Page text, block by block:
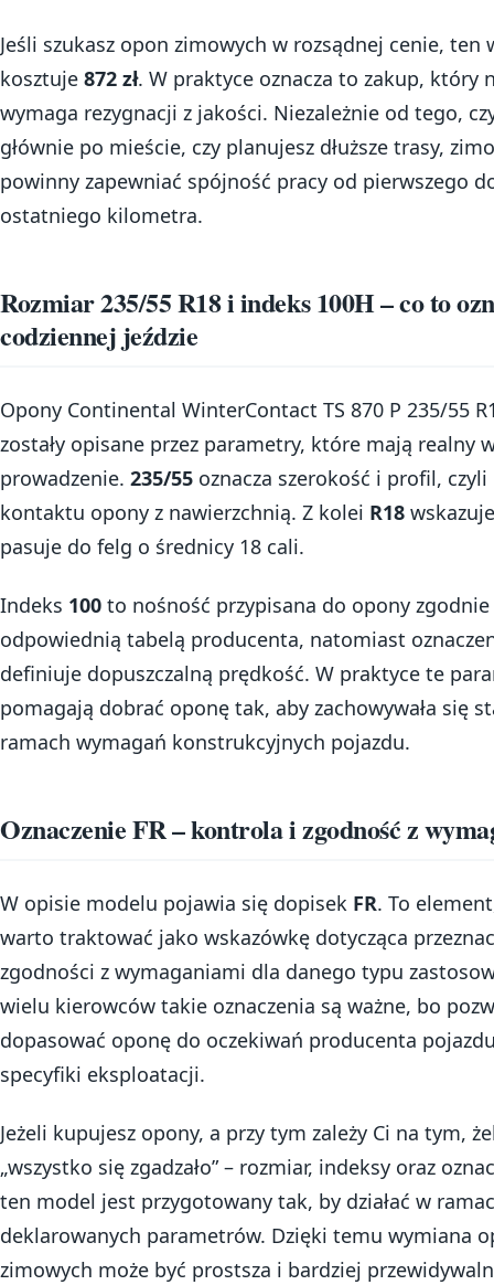
Jeśli szukasz opon zimowych w rozsądnej cenie, ten
kosztuje 872 zł. W praktyce oznacza to zakup, który
wymaga rezygnacji z jakości. Niezależnie od tego,
głównie po mieście, czy planujesz dłuższe trasy,
powinny zapewniać spójność pracy od pierwszego
ostatniego kilometra.
Rozmiar 235/55 R18 i indeks 100H – co to
codziennej jeździe
Opony Continental WinterContact TS 870 P 235/55
zostały opisane przez parametry, które mają realny
prowadzenie. 235/55 oznacza szerokość i profil,
kontaktu opony z nawierzchnią. Z kolei R18
pasuje do felg o średnicy 18 cali.
Indeks 100 to nośność przypisana do opony zgodnie
odpowiednią tabelą producenta, natomiast
definiuje dopuszczalną prędkość. W praktyce te
pomagają dobrać oponę tak, aby zachowywała się
ramach wymagań konstrukcyjnych pojazdu.
Oznaczenie FR – kontrola i zgodność z
W opisie modelu pojawia się dopisek FR. To
warto traktować jako wskazówkę dotycząca
zgodności z wymaganiami dla danego typu
wielu kierowców takie oznaczenia są ważne, bo
dopasować oponę do oczekiwań producenta
specyfiki eksploatacji.
Jeżeli kupujesz opony, a przy tym zależy Ci na tym,
„wszystko się zgadzało” – rozmiar, indeksy oraz
ten model jest przygotowany tak, by działać w
deklarowanych parametrów. Dzięki temu wymiana
zimowych może być prostsza i bardziej